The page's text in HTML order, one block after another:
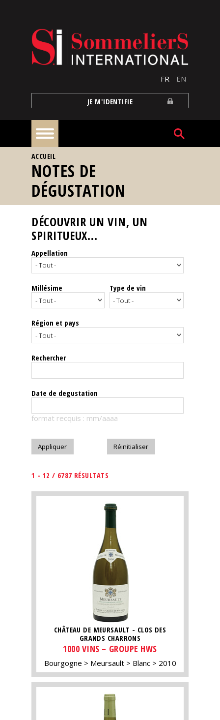
FR EN
JE M'IDENTIFIE
À
la
une
Reportages
Nos
Spiritueux
Notes
dégustation
Le
magazine
Télécharger
VOUS ÊTES ICI
ACCUEIL
NOTES DE
DÉGUSTATION
DÉCOUVRIR UN VIN, UN
SPIRITUEUX...
Appellation
Millésime Type de vin
Région et pays
Rechercher
Date de degustation
format recquis : mm/aaaa
1 - 12 / 6787 RÉSULTATS
CHÂTEAU DE MEURSAULT - CLOS DES
GRANDS CHARRONS
1000 VINS – GROUPE HWS
Bourgogne Meursault Blanc 2010